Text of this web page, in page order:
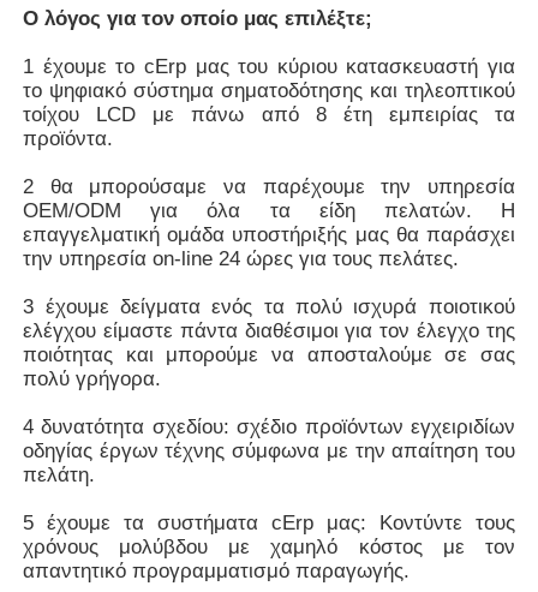
Θερμοκρασία
Θερμοκρασία εργασίας
0°C~50°C
Θερμοκρασία
αποθήκευσης
-10°C~60°C
Υγρασία εργασίας
Εμφάνιση
Χρώμα/εμφάνιση
επιτροπής
Άσπρος, μαύρος, προσαρμοσμένος
Εγκατάσταση
Wall-mounted (προεπιλογή),
υπολογιστής γραφείου
Πιστοποιητικό
CE/FCC/3C/RoHS
Εξαρτήματα
line1.5 Μ, ηλεκτροφόρο καλώδιο 1,8
Ο λόγος για τον οποίο μας επιλέξτε;
1 έχουμε το cErp μας του κύριου κατασκευαστή για
το ψηφιακό σύστημα σηματοδότησης και τηλεοπτικού
τοίχου LCD με πάνω από 8 έτη εμπειρίας τα
προϊόντα.
2 θα μπορούσαμε να παρέχουμε την υπηρεσία
OEM/ODM για όλα τα είδη πελατών. Η
επαγγελματική ομάδα υποστήριξής μας θα παράσχει
την υπηρεσία on-line 24 ώρες για τους πελάτες.
3 έχουμε δείγματα ενός τα πολύ ισχυρά ποιοτικού
ελέγχου είμαστε πάντα διαθέσιμοι για τον έλεγχο της
ποιότητας και μπορούμε να αποσταλούμε σε σας
πολύ γρήγορα.
4 δυνατότητα σχεδίου: σχέδιο προϊόντων εγχειριδίων
οδηγίας έργων τέχνης σύμφωνα με την απαίτηση του
πελάτη.
5 έχουμε τα συστήματα cErp μας: Κοντύντε τους
χρόνους μολύβδου με χαμηλό κόστος με τον
απαντητικό προγραμματισμό παραγωγής.